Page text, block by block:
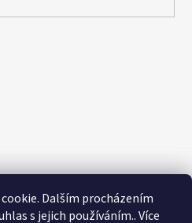
Dalším procházením
s jejich používáním.. Více